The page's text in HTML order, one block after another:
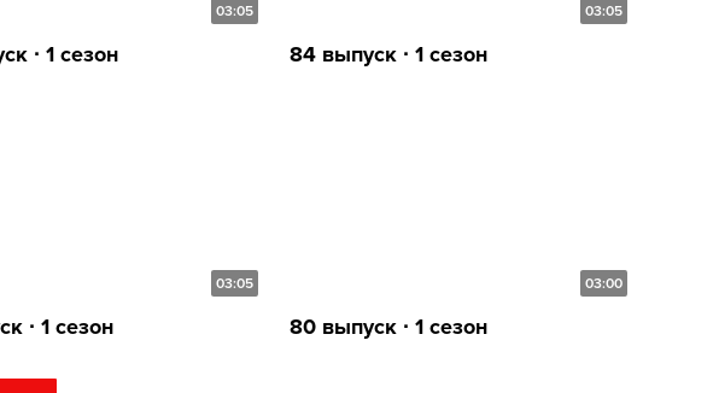
03:05
∙ 1 сезон
03:05
84 выпуск ∙ 1 сезон
03:05
∙ 1 сезон
03:00
80 выпуск ∙ 1 сезон